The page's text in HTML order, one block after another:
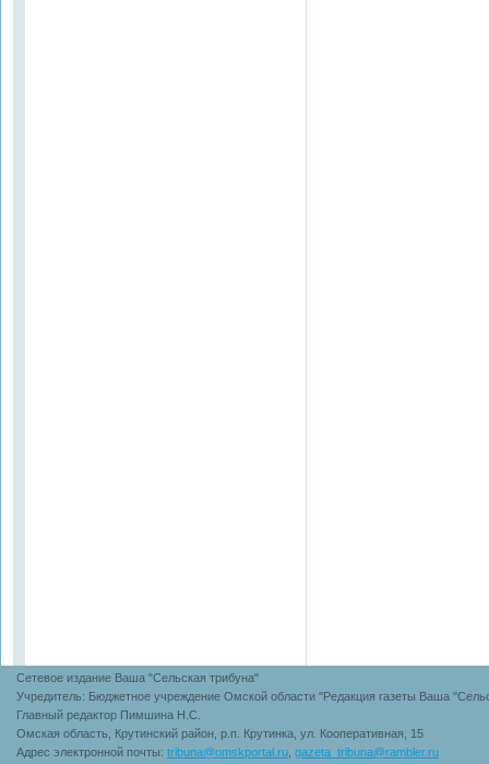
Сетевое издание Ваша "Сельская трибуна"
Учредитель: Бюджетное учреждение Омской области "Редакция газеты Ваша
Главный редактор Пимшина Н.С.
Омская область, Крутинский район, р.п. Крутинка, ул. Кооперативная, 15
Адрес электронной почты: tribuna@omskportal.ru gazeta_tribuna@rambler.ru